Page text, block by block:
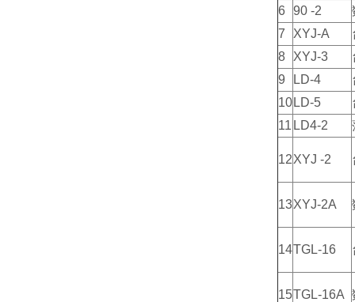
6 90 -2
7
XYJ-A
8
XYJ-3
9
LD-4
10 LD-5
11 LD4-2
12XYJ -2
13XYJ-2A
14TGL-16
15TGL-16A